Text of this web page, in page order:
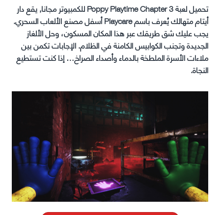
تحميل لعبة Poppy Playtime Chapter 3 للكمبيوتر مجانا, يقع دار
أيتام متهالك يُعرف باسم Playcare أسفل مصنع الألعاب السحري.
يجب عليك شق طريقك عبر هذا المكان المسكون، وحل الألغاز
الجديدة وتجنب الكوابيس الكامنة في الظلام. الإجابات تكمن بين
ملاءات الأسرة الملطخة بالدماء وأصداء الصراخ… إذا كنت تستطيع
النجاة.